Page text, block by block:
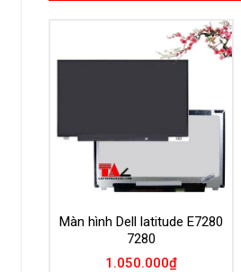
Màn hình Dell latitude E7280
7280
1.050.000₫